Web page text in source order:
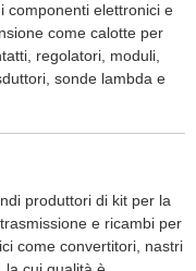
componenti elettronici e
come calotte per
regolatori, moduli,
sonde lambda e
produttori di kit per la
e ricambi per
come convertitori, nastri